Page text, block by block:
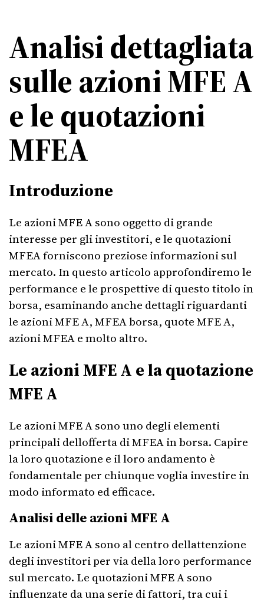
Analisi dettagliata
sulle azioni MFE A
e le quotazioni
MFEA
Introduzione
Le azioni MFE A sono oggetto di grande
interesse per gli investitori, e le quotazioni
MFEA forniscono preziose informazioni sul
mercato. In questo articolo approfondiremo le
performance e le prospettive di questo titolo in
borsa, esaminando anche dettagli riguardanti
le azioni MFE A, MFEA borsa, quote MFE A,
azioni MFEA e molto altro.
Le azioni MFE A e la quotazione
MFE A
Le azioni MFE A sono uno degli elementi
principali dellofferta di MFEA in borsa. Capire
la loro quotazione e il loro andamento è
fondamentale per chiunque voglia investire in
modo informato ed efficace.
Analisi delle azioni MFE A
Le azioni MFE A sono al centro dellattenzione
degli investitori per via della loro performance
sul mercato. Le quotazioni MFE A sono
influenzate da una serie di fattori, tra cui i